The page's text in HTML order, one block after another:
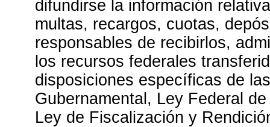
difundirse la información
multas, recargos, cuotas,
responsables de recibirlos,
los recursos federales
disposiciones específicas de
Gubernamental, Ley Federal
Ley de Fiscalización y